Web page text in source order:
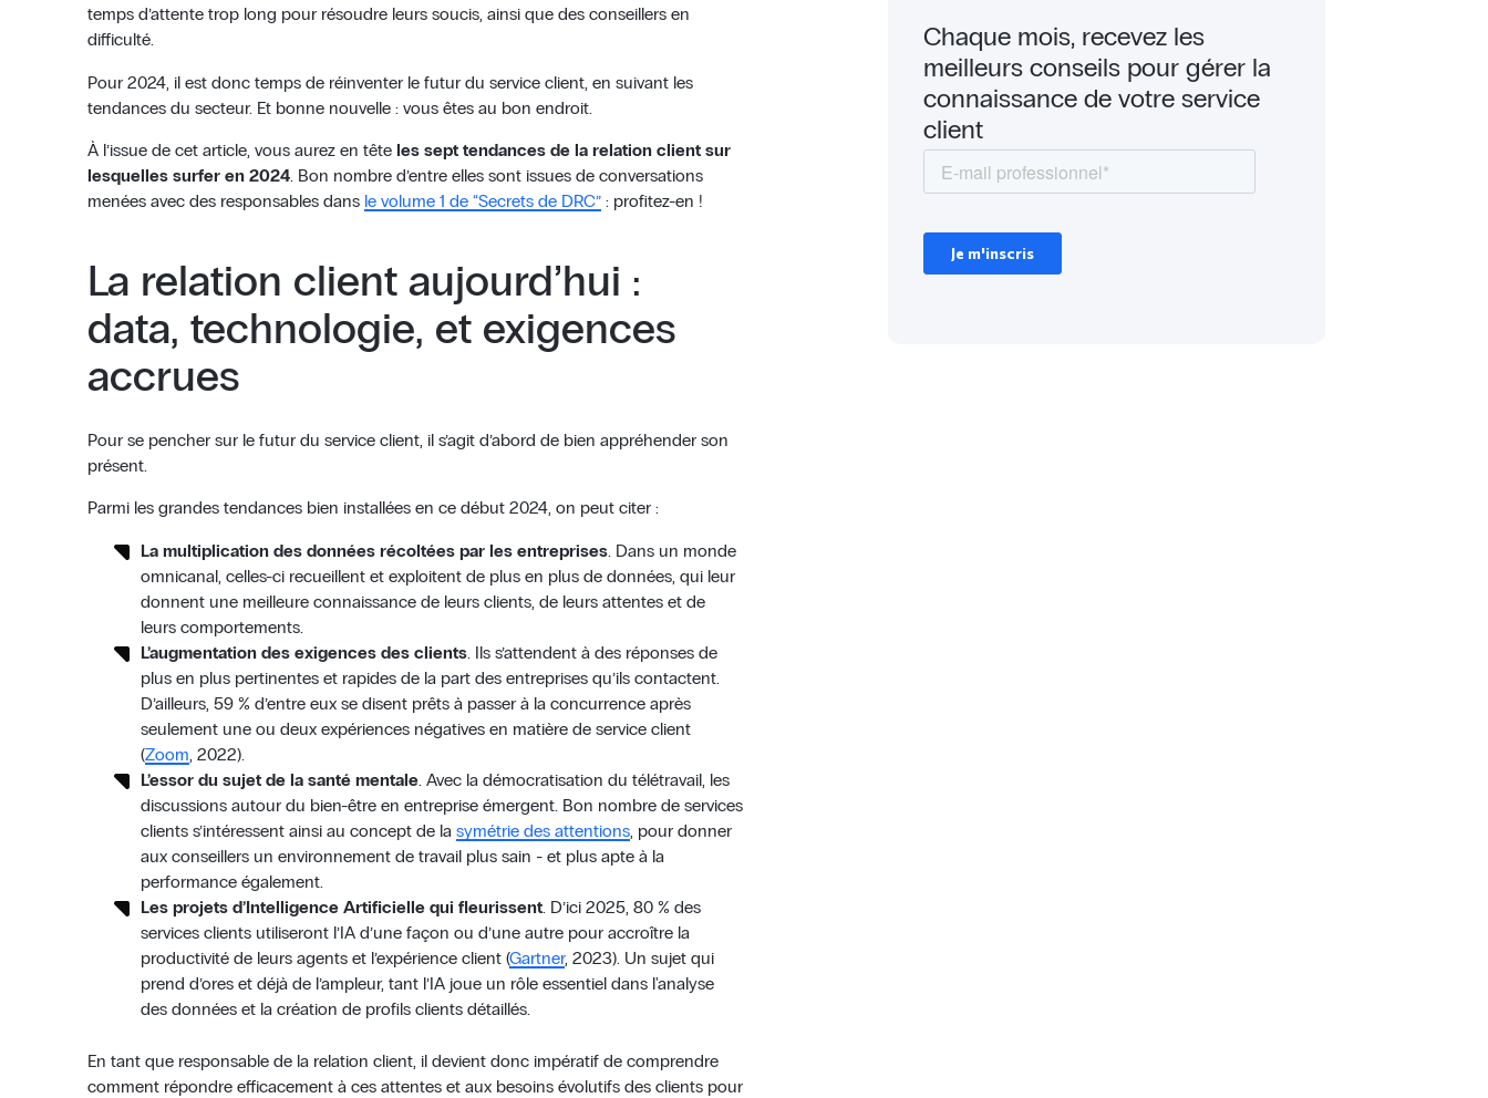
temps d’attente trop long pour résoudre leurs soucis, ainsi que des conseillers en
difficulté.
Pour 2024, il est donc temps de réinventer le futur du service client, en suivant les
tendances du secteur. Et bonne nouvelle : vous êtes au bon endroit.
À l’issue de cet article, vous aurez en têteles sept tendances de la relation client sur
lesquelles surfer en 2024. Bon nombre d’entre elles sont issues de conversations
menées avec des responsables dans le volume 1 de “Secrets de DRC” : profitez-en !
La relation client aujourd’hui :
data, technologie, et exigences
accrues
Pour se pencher sur le futur du service client, il s’agit d’abord de bien appréhender son
présent.
Parmi les grandes tendances bien installées en ce début 2024, on peut citer :
La multiplication des données récoltées par les entreprises. Dans un monde
omnicanal, celles-ci recueillent et exploitent de plus en plus de données, qui leur
donnent une meilleure connaissance de leurs clients, de leurs attentes et de
leurs comportements.
L’augmentation des exigences des clients. Ils s’attendent à des réponses de
plus en plus pertinentes et rapides de la part des entreprises qu’ils contactent.
D’ailleurs, 59 % d’entre eux se disent prêts à passer à la concurrence après
seulement une ou deux expériences négatives en matière de service client
(Zoom, 2022).
L’essor du sujet de la santé mentale. Avec la démocratisation du télétravail, les
discussions autour du bien-être en entreprise émergent. Bon nombre de services
clients s’intéressent ainsi au concept de la symétrie des attentions, pour donner
aux conseillers un environnement de travail plus sain - et plus apte à la
performance également.
Les projets d’Intelligence Artificielle qui fleurissent. D’ici 2025, 80 % des
services clients utiliseront l’IA d’une façon ou d’une autre pour accroître la
productivité de leurs agents et l’expérience client (Gartner, 2023). Un sujet qui
prend d’ores et déjà de l’ampleur, tant l’IA joue un rôle essentiel dans l'analyse
des données et la création de profils clients détaillés.
En tant que responsable de la relation client, il devient donc impératif de comprendre
comment répondre efficacement à ces attentes et aux besoins évolutifs des clients pour
Chaque mois, recevez les
meilleurs conseils pour gérer la
connaissance de votre service
client